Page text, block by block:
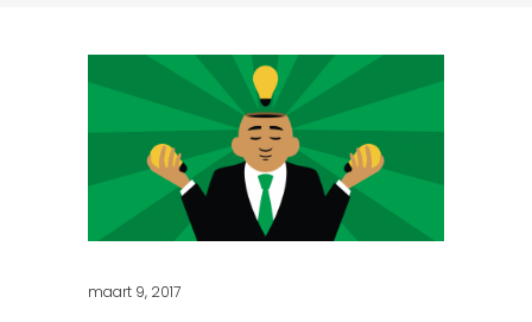
maart 9, 2017